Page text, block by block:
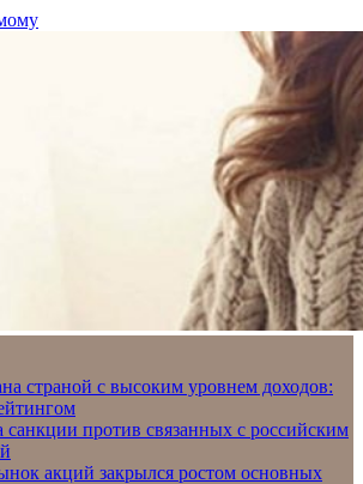
страной с высоким уровнем доходов:
санкции против связанных с российским
акций закрылся ростом основных